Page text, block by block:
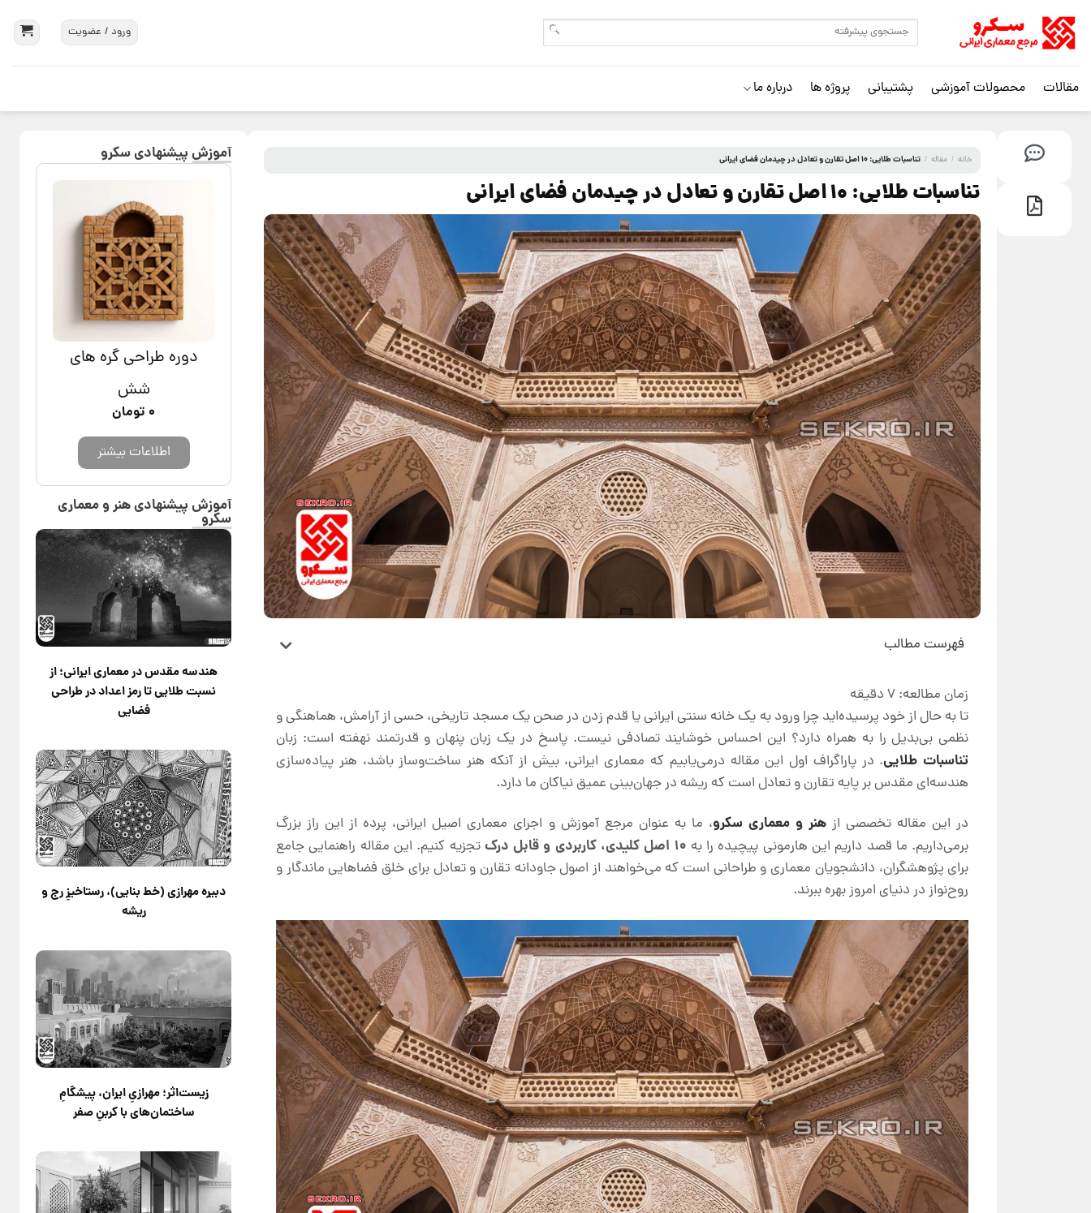
ورود / عضویت
مقالات محصولات آموزشی پشتیبانی پروژه ها درباره ما
خانه / مقاله / تناسبات طلایی: 10 اصل تقارن و تعادل در چیدمان فضای ایرانی
تناسبات طلایی: 10 اصل تقارن و تعادل در چیدمان فضای ایرانی
فهرست مطالب
تا به حال از خود پرسیده‌اید چرا ورود به یک خانه سنتی ایرانی یا قدم زدن در صحن یک مسجد تاریخی، حسی از آرامش، هماهنگی و
نظمی بی‌بدیل را به همراه دارد؟ این احساس خوشایند تصادفی نیست. پاسخ در یک زبان پنهان و قدرتمند نهفته است: زبان
تناسبات طلایی. در پاراگراف اول این مقاله درمی‌یابیم که معماری ایرانی، بیش از آنکه هنر ساخت‌وساز باشد، هنر پیاده‌سازی
هندسه‌ای مقدس بر پایه تقارن و تعادل است که ریشه در جهان‌بینی عمیق نیاکان ما دارد.
در این مقاله تخصصی از هنر و معماری سکرو، ما به عنوان مرجع آموزش و اجرای معماری اصیل ایرانی، پرده از این راز بزرگ
برمی‌داریم. ما قصد داریم این هارمونی پیچیده را به 10 اصل کلیدی، کاربردی و قابل درک تجزیه کنیم. این مقاله راهنمایی جامع
برای پژوهشگران، دانشجویان معماری و طراحانی است که می‌خواهند از اصول جاودانه تقارن و تعادل برای خلق فضاهایی ماندگار و
روح‌نواز در دنیای امروز بهره ببرند.
آموزش پیشنهادی سکرو
دوره طراحی گره های
شش
۰ تومان
اطلاعات بیشتر
آموزش پیشنهادی هنر و معماری
سکرو
هندسه مقدس در معماری ایرانی؛ از
نسبت طلایی تا رمز اعداد در طراحی
فضایی
دبیره مهرازی (خط بنایی)، رستاخیزِ رج و
ریشه
زیست‌اثر؛ مهرازیِ ایران، پیشگامِ
ساختمان‌های با کربنِ صفر